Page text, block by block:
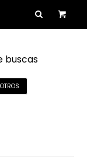
buscas
OTROS